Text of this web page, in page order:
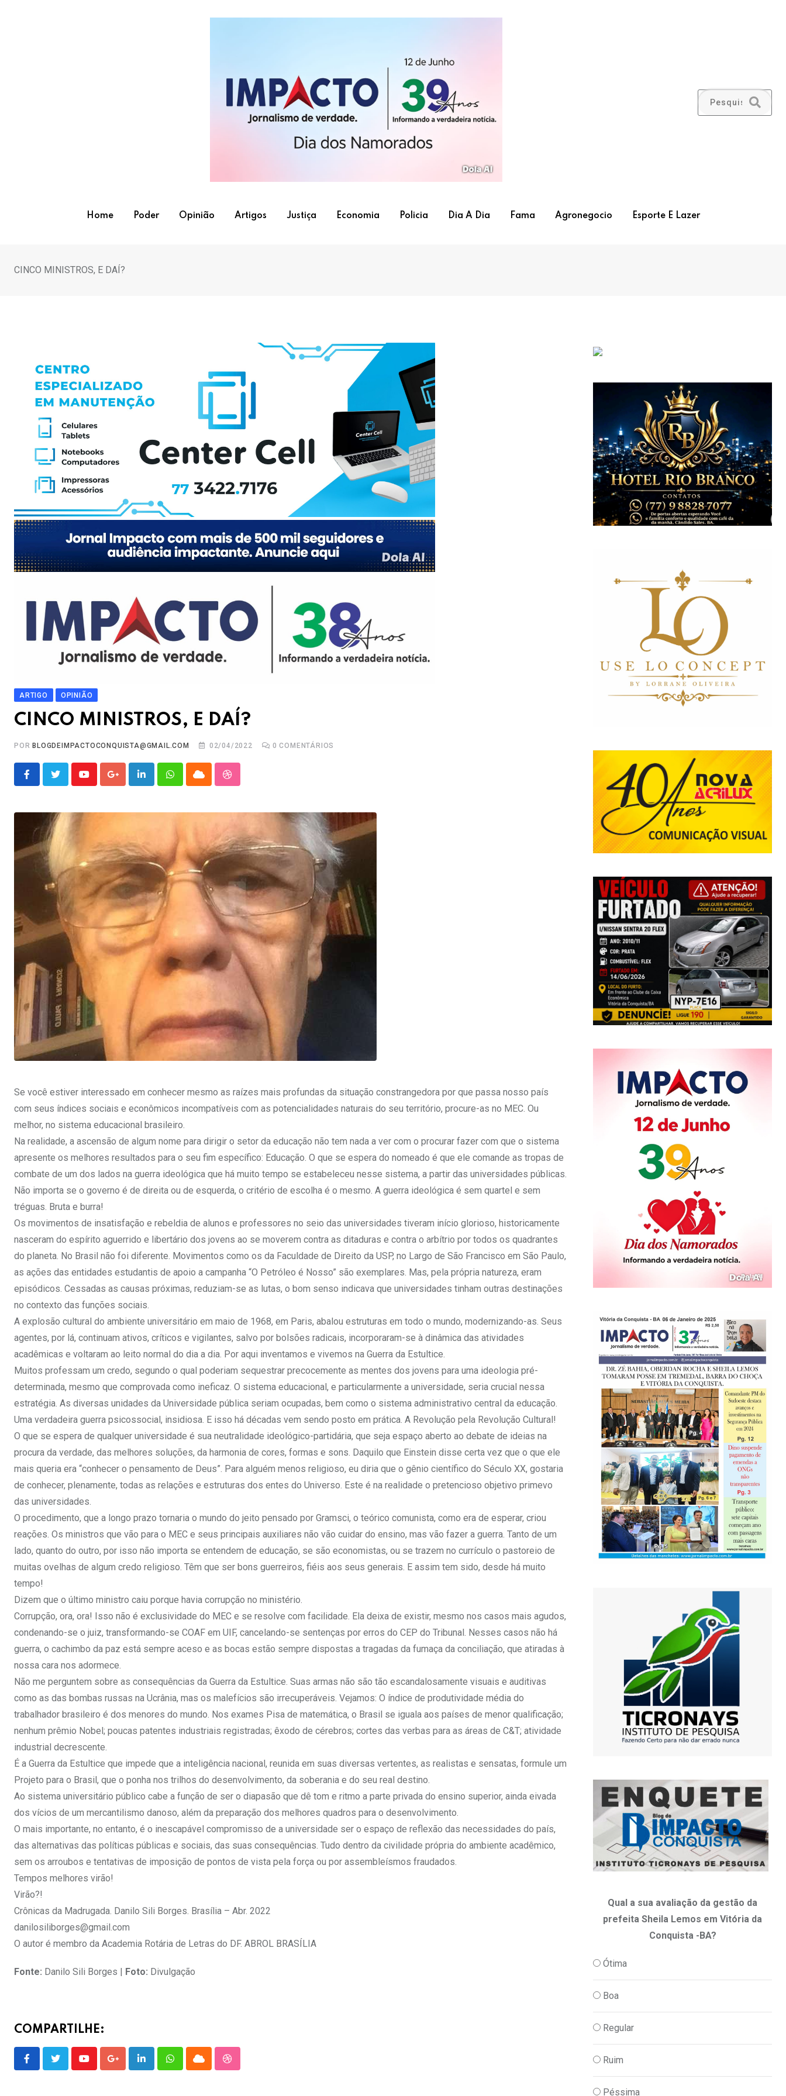
Home Poder Opinião Artigos Justiça Economia Policia Dia A Dia Fama Agronegocio Esporte E Lazer
CINCO MINISTROS, E DAÍ?
ARTIGO OPINIÃO
CINCO MINISTROS, E DAÍ?
POR BLOGDEIMPACTOCONQUISTA@GMAIL.COM 02/04/2022 0 COMENTÁRIOS
YoutubeGoogle+LinkedInWhatsappCloud StumbleUpon
Se você estiver interessado em conhecer mesmo as raízes mais profundas da situação constrangedora por que passa nosso país
com seus índices sociais e econômicos incompatíveis com as potencialidades naturais do seu território, procure-as no MEC. Ou
melhor, no sistema educacional brasileiro.
Na realidade, a ascensão de algum nome para dirigir o setor da educação não tem nada a ver com o procurar fazer com que o sistema
apresente os melhores resultados para o seu fim específico: Educação. O que se espera do nomeado é que ele comande as tropas de
combate de um dos lados na guerra ideológica que há muito tempo se estabeleceu nesse sistema, a partir das universidades públicas.
Não importa se o governo é de direita ou de esquerda, o critério de escolha é o mesmo. A guerra ideológica é sem quartel e sem
tréguas. Bruta e burra!
Os movimentos de insatisfação e rebeldia de alunos e professores no seio das universidades tiveram início glorioso, historicamente
nasceram do espírito aguerrido e libertário dos jovens ao se moverem contra as ditaduras e contra o arbítrio por todos os quadrantes
do planeta. No Brasil não foi diferente. Movimentos como os da Faculdade de Direito da USP, no Largo de São Francisco em São Paulo,
as ações das entidades estudantis de apoio a campanha “O Petróleo é Nosso” são exemplares. Mas, pela própria natureza, eram
episódicos. Cessadas as causas próximas, reduziam-se as lutas, o bom senso indicava que universidades tinham outras destinações
no contexto das funções sociais.
A explosão cultural do ambiente universitário em maio de 1968, em Paris, abalou estruturas em todo o mundo, modernizando-as. Seus
agentes, por lá, continuam ativos, críticos e vigilantes, salvo por bolsões radicais, incorporaram-se à dinâmica das atividades
acadêmicas e voltaram ao leito normal do dia a dia. Por aqui inventamos e vivemos na Guerra da Estultice.
Muitos professam um credo, segundo o qual poderiam sequestrar precocemente as mentes dos jovens para uma ideologia pré-
determinada, mesmo que comprovada como ineficaz. O sistema educacional, e particularmente a universidade, seria crucial nessa
estratégia. As diversas unidades da Universidade pública seriam ocupadas, bem como o sistema administrativo central da educação.
Uma verdadeira guerra psicossocial, insidiosa. E isso há décadas vem sendo posto em prática. A Revolução pela Revolução Cultural!
O que se espera de qualquer universidade é sua neutralidade ideológico-partidária, que seja espaço aberto ao debate de ideias na
procura da verdade, das melhores soluções, da harmonia de cores, formas e sons. Daquilo que Einstein disse certa vez que o que ele
mais queria era “conhecer o pensamento de Deus”. Para alguém menos religioso, eu diria que o gênio científico do Século XX, gostaria
de conhecer, plenamente, todas as relações e estruturas dos entes do Universo. Este é na realidade o pretencioso objetivo primevo
das universidades.
O procedimento, que a longo prazo tornaria o mundo do jeito pensado por Gramsci, o teórico comunista, como era de esperar, criou
reações. Os ministros que vão para o MEC e seus principais auxiliares não vão cuidar do ensino, mas vão fazer a guerra. Tanto de um
lado, quanto do outro, por isso não importa se entendem de educação, se são economistas, ou se trazem no currículo o pastoreio de
muitas ovelhas de algum credo religioso. Têm que ser bons guerreiros, fiéis aos seus generais. E assim tem sido, desde há muito
tempo!
Dizem que o último ministro caiu porque havia corrupção no ministério.
Corrupção, ora, ora! Isso não é exclusividade do MEC e se resolve com facilidade. Ela deixa de existir, mesmo nos casos mais agudos,
condenando-se o juiz, transformando-se COAF em UIF, cancelando-se sentenças por erros do CEP do Tribunal. Nesses casos não há
guerra, o cachimbo da paz está sempre aceso e as bocas estão sempre dispostas a tragadas da fumaça da conciliação, que atiradas à
nossa cara nos adormece.
Não me perguntem sobre as consequências da Guerra da Estultice. Suas armas não são tão escandalosamente visuais e auditivas
como as das bombas russas na Ucrânia, mas os malefícios são irrecuperáveis. Vejamos: O índice de produtividade média do
trabalhador brasileiro é dos menores do mundo. Nos exames Pisa de matemática, o Brasil se iguala aos países de menor qualificação;
nenhum prêmio Nobel; poucas patentes industriais registradas; êxodo de cérebros; cortes das verbas para as áreas de C&T; atividade
industrial decrescente.
É a Guerra da Estultice que impede que a inteligência nacional, reunida em suas diversas vertentes, as realistas e sensatas, formule um
Projeto para o Brasil, que o ponha nos trilhos do desenvolvimento, da soberania e do seu real destino.
Ao sistema universitário público cabe a função de ser o diapasão que dê tom e ritmo a parte privada do ensino superior, ainda eivada
dos vícios de um mercantilismo danoso, além da preparação dos melhores quadros para o desenvolvimento.
O mais importante, no entanto, é o inescapável compromisso de a universidade ser o espaço de reflexão das necessidades do país,
das alternativas das políticas públicas e sociais, das suas consequências. Tudo dentro da civilidade própria do ambiente acadêmico,
sem os arroubos e tentativas de imposição de pontos de vista pela força ou por assembleísmos fraudados.
Tempos melhores virão!
Virão?!
Crônicas da Madrugada. Danilo Sili Borges. Brasília – Abr. 2022
danilosiliborges@gmail.com
O autor é membro da Academia Rotária de Letras do DF. ABROL BRASÍLIA
Fonte: Danilo Sili Borges | Foto: Divulgação
COMPARTILHE:
YoutubeGoogle+LinkedInWhatsappCloud StumbleUpon
Qual a sua avaliação da gestão da
prefeita Sheila Lemos em Vitória da
Conquista -BA?
Ótima
Boa
Regular
Ruim
Péssima